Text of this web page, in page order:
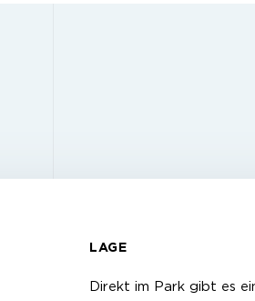
LAGE
Direkt im Park gibt es